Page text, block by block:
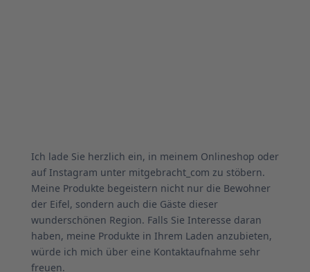
Ich lade Sie herzlich ein, in meinem Onlineshop oder
auf Instagram unter mitgebracht_com zu stöbern.
Meine Produkte begeistern nicht nur die Bewohner
der Eifel, sondern auch die Gäste dieser
wunderschönen Region. Falls Sie Interesse daran
haben, meine Produkte in Ihrem Laden anzubieten,
würde ich mich über eine Kontaktaufnahme sehr
freuen.